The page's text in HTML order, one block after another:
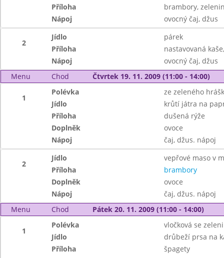
Příloha
brambory,
Nápoj
ovocný čaj, džus
2
Jídlo
párek
Příloha
nastavovaná
Nápoj
ovocný čaj, džus
Menu
Chod Čtvrtek 19. 11. 2009 (11:00 - 14:00)
1
Polévka
ze zeleného
Jídlo
krůtí játra na
Příloha
dušená rýže
Doplněk
ovoce
Nápoj
čaj, džus. nápoj
2
Jídlo
vepřové maso v
Příloha
brambory
Doplněk
ovoce
Nápoj
čaj, džus. nápoj
Menu
Chod Pátek 20. 11. 2009 (11:00 - 14:00)
1
Polévka
vločková se
Jídlo
drůbeží prsa na
Příloha
špagety